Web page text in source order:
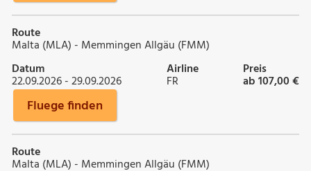
Route
Malta (MLA) - Memmingen Allgäu (FMM)
Datum
22.09.2026 - 29.09.2026
Airline
FR
Preis
ab 107,00 €
Fluege finden
Route
Malta (MLA) - Memmingen Allgäu (FMM)